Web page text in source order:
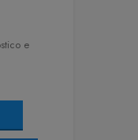
e